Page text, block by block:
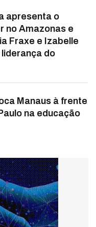
apresenta o
no Amazonas e
Fraxe e Izabelle
liderança do
Manaus à frente
na educação